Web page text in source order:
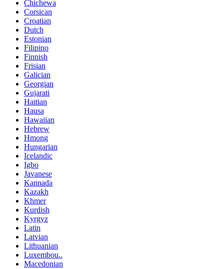
Chichewa
Corsican
Croatian
Dutch
Estonian
Filipino
Finnish
Frisian
Galician
Georgian
Gujarati
Haitian
Hausa
Hawaiian
Hebrew
Hmong
Hungarian
Icelandic
Igbo
Javanese
Kannada
Kazakh
Khmer
Kurdish
Kyrgyz
Latin
Latvian
Lithuanian
Luxembou..
Macedonian